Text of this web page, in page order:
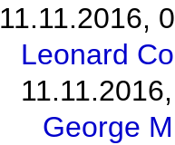
11.11.2016,
Leonard
George